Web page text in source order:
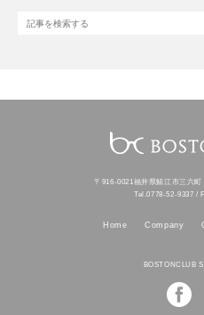
〒916-0021福井県鯖江市三六
Tel.0778-52-9337 /
Home Company
BOSTONCLUB